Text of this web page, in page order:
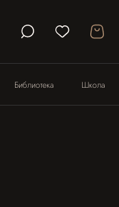
Библиотека Школа